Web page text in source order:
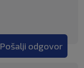
Pošalji odgovor